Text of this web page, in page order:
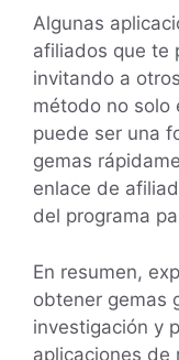
Algunas
afiliados que te
invitando a
método no solo
puede ser una
gemas
enlace de
del programa
En resumen,
obtener gemas
investigación y
aplicaciones de